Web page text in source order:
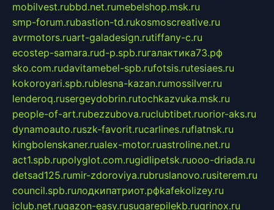
mobilvest.rubbd.net.rumebelshop.msk.ru
smp-forum.rubastion-td.rukosmoscreative.ru
avrmotors.ruart-galadesign.rutiffany-c.ru
ecostep-samara.rud-p.spb.ruгалактика73.рф
sko.com.rudavitamebel-spb.rufotsis.rutesiaes.ru
kokoroyari.spb.rublesna-kazan.rumossilver.ru
lenderoq.rusergeydobrin.rutochkazvuka.msk.ru
people-of-art.rubezzubova.ruclubtibet.ruorior-aks.ru
dynamoauto.ruszk-favorit.rucarlines.ruflatnsk.ru
kingbolenskaner.rualex-motor.ruastroline.net.ru
act1.spb.rupolyglot.com.rugidlipetsk.ruooo-driada.ru
detsad125.rumir-zdoroviya.rubruslanovo.rusiterem.ru
council.spb.ruлодкипатриот.рфkafekolizey.ru
iclub.net.rugazon-easy.rusugarepilekb.rugrinox.ru